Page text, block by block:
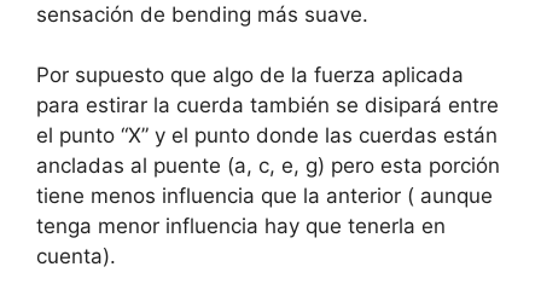
sensación de bending más suave.
Por supuesto que algo de la fuerza aplicada
para estirar la cuerda también se disipará entre
el punto “X” y el punto donde las cuerdas están
ancladas al puente (a, c, e, g) pero esta porción
tiene menos influencia que la anterior ( aunque
tenga menor influencia hay que tenerla en
cuenta).